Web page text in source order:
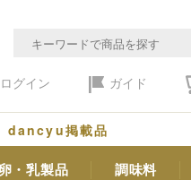
ログイン ガイド
dancyu掲載品
卵・乳製品 調味料